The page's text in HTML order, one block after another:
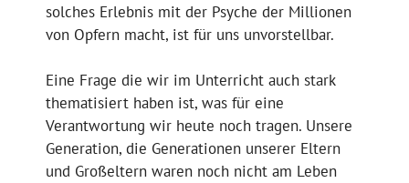
solches Erlebnis mit der Psyche der Millionen
von Opfern macht, ist für uns unvorstellbar.
Eine Frage die wir im Unterricht auch stark
thematisiert haben ist, was für eine
Verantwortung wir heute noch tragen. Unsere
Generation, die Generationen unserer Eltern
und Großeltern waren noch nicht am Leben